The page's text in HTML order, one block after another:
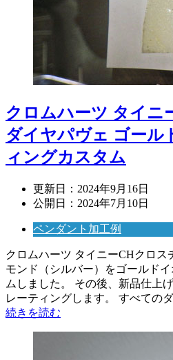
クロムハーツ タイニ
ダイヤパヴェ ゴール
ィングカスタム
更新日： 2024年9月16日
公開日： 2024年7月10日
ペンダント加工例
クロムハーツ タイニーCHクロス
モンド（シルバー）をゴールド
ムしました。 その後、新品仕上
レーティングします。 すべての
続きを読む